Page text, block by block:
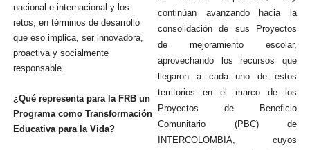
nacional e internacional y los
retos, en términos de desarrollo
que eso implica, ser innovadora,
proactiva y socialmente
responsable.
¿Qué representa para la FRB un
Programa como Transformación
Educativa para la Vida?
continúan avanzando hacia la
consolidación de sus Proyectos
de mejoramiento escolar,
aprovechando los recursos que
llegaron a cada uno de estos
territorios en el marco de los
Proyectos de Beneficio
Comunitario (PBC) de
INTERCOLOMBIA, cuyos